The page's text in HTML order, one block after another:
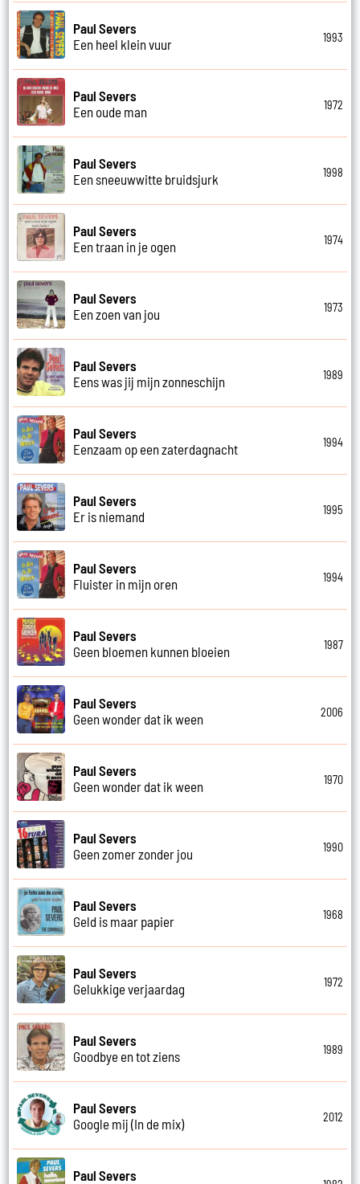
Paul Severs
Een heel klein vuur
1993
Paul Severs
Een oude man
1972
Paul Severs
Een sneeuwwitte bruidsjurk
1998
Paul Severs
Een traan in je ogen
1974
Paul Severs
Een zoen van jou
1973
Paul Severs
Eens was jij mijn zonneschijn
1989
Paul Severs
Eenzaam op een zaterdagnacht
1994
Paul Severs
Er is niemand
1995
Paul Severs
Fluister in mijn oren
1994
Paul Severs
Geen bloemen kunnen bloeien
1987
Paul Severs
Geen wonder dat ik ween
2006
Paul Severs
Geen wonder dat ik ween
1970
Paul Severs
Geen zomer zonder jou
1990
Paul Severs
Geld is maar papier
1968
Paul Severs
Gelukkige verjaardag
1972
Paul Severs
Goodbye en tot ziens
1989
Paul Severs
Google mij (In de mix)
2012
Paul Severs